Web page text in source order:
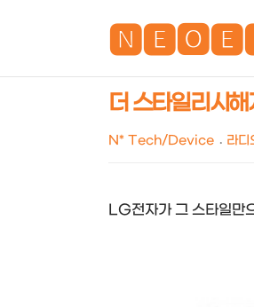
더 스타일리시
N* Tech/Device 라디
LG전자가 그 스타일만